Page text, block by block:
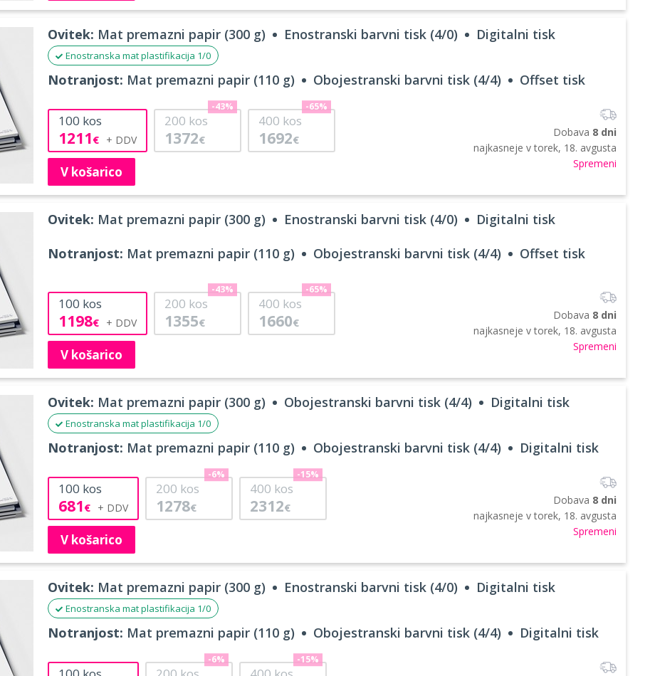
Ovitek: Mat premazni papir (300 g) Enostranski barvni tisk (4/0) Digitalni tisk
Enostranska mat plastifikacija 1/0
Notranjost: Mat premazni papir (110 g) Obojestranski barvni tisk (4/4) Offset tisk
100 kos
1211€
200 kos
1372€
-43%
400 kos
1692€
-65%
V košarico
Dobava 8 dni
najkasneje vtorek, 18. avgusta
Spremeni
Ovitek: Mat premazni papir (300 g) Enostranski barvni tisk (4/0) Digitalni tisk
Notranjost: Mat premazni papir (110 g) Obojestranski barvni tisk (4/4) Offset tisk
100 kos
1198€
200 kos
1355€
-43%
400 kos
1660€
-65%
V košarico
Dobava 8 dni
najkasneje vtorek, 18. avgusta
Spremeni
Ovitek: Mat premazni papir (300 g) Obojestranski barvni tisk (4/4) Digitalni tisk
Enostranska mat plastifikacija 1/0
Notranjost: Mat premazni papir (110 g) Obojestranski barvni tisk (4/4) Digitalni tisk
100 kos
681€
200 kos
1278€
-6%
400 kos
2312€
-15%
V košarico
Dobava 8 dni
najkasneje vtorek, 18. avgusta
Spremeni
Ovitek: Mat premazni papir (300 g) Enostranski barvni tisk (4/0) Digitalni tisk
Enostranska mat plastifikacija 1/0
Notranjost: Mat premazni papir (110 g) Obojestranski barvni tisk (4/4) Digitalni tisk
-6% -15%